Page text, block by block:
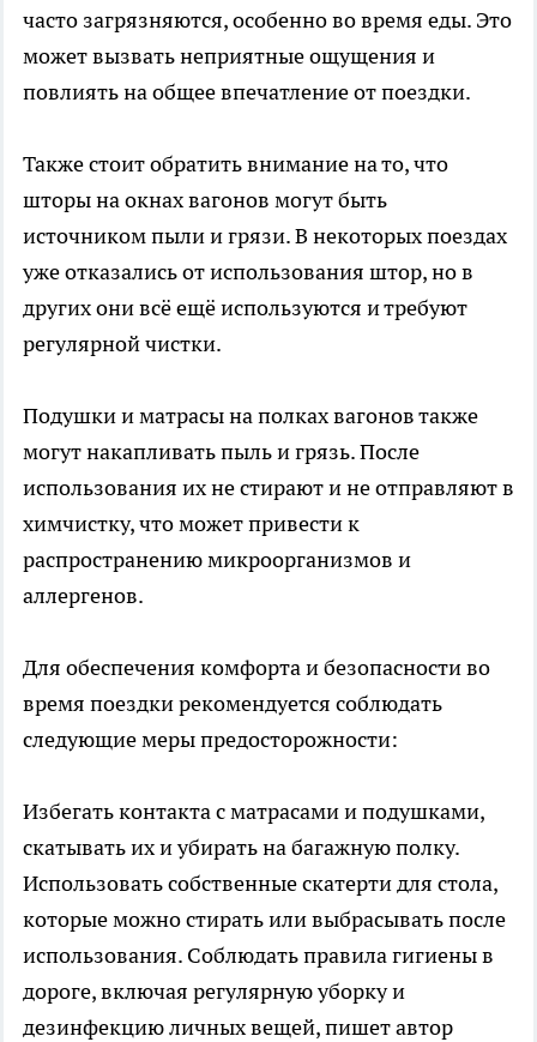
часто загрязняются, особенно во время еды. Это
может вызвать неприятные ощущения и
повлиять на общее впечатление от поездки.
Также стоит обратить внимание на то, что
шторы на окнах вагонов могут быть
источником пыли и грязи. В некоторых поездах
уже отказались от использования штор, но в
других они всё ещё используются и требуют
регулярной чистки.
Подушки и матрасы на полках вагонов также
могут накапливать пыль и грязь. После
использования их не стирают и не отправляют в
химчистку, что может привести к
распространению микроорганизмов и
аллергенов.
Для обеспечения комфорта и безопасности во
время поездки рекомендуется соблюдать
следующие меры предосторожности:
Избегать контакта с матрасами и подушками,
скатывать их и убирать на багажную полку.
Использовать собственные скатерти для стола,
которые можно стирать или выбрасывать после
использования. Соблюдать правила гигиены в
дороге, включая регулярную уборку и
дезинфекцию личных вещей, пишет автор